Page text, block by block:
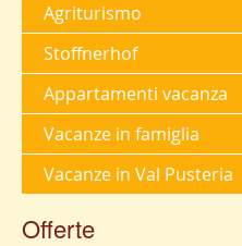
Agriturismo
Stoffnerhof
Appartamenti vacanza
Vacanze in famiglia
Vacanze in Val Pusteria
Offerte